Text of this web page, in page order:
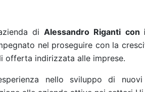
diAlessandro Riganti
nel proseguire con la
offerta indirizzata alle imprese.
nello sviluppo di